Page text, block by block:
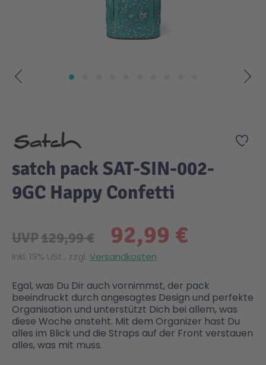
Zur
satch pack SAT-SIN-002-
9GC Happy Confetti
92,99 €
UVP129,99 €
Inkl. 19% USt., zzgl. Versandkosten
Egal, was Du Dir auch vornimmst, der pack
beeindruckt durch angesagtes Design und perfekte
Organisation und unterstützt Dich bei allem, was
diese Woche ansteht. Mit dem Organizer hast Du
alles im Blick und die Straps auf der Front verstauen
alles, was mit muss.